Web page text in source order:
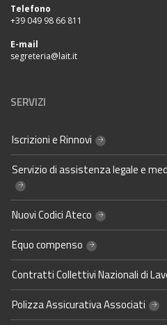
Telefono
+39 049 98 66 811
E-mail
segreteria@lait.it
SERVIZI
Iscrizioni e Rinnovi
Servizio di assistenza legale e
Nuovi Codici Ateco
Equo compenso
Contratti Collettivi Nazionali di
Polizza Assicurativa Associati